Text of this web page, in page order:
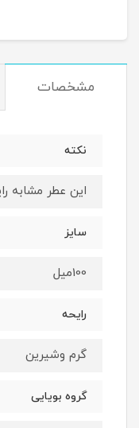
مشخصات
نكته
اين عطر مشابه
سايز
100ميل
رايحه
گرم وشيرين
گروه بويايى